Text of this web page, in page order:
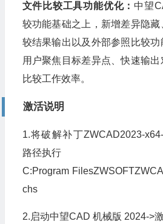
文件比较工具功能优化： 中望
较功能基础之上，新增差异隐
较结果输出以及外部参照比较
用户聚焦目标差异点、快速输
比较工作效率。
激活说明
1.将破解补丁ZWCAD2023-
路径执行
C:Program
chs
2.启动中望CAD 机械版 2024->